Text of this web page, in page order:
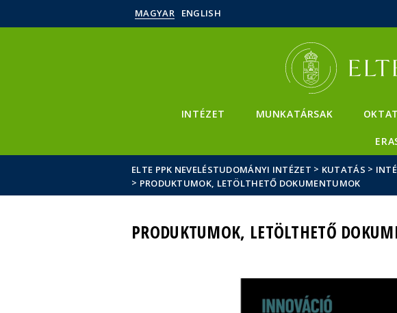
MAGYAR ENGLISH
INTÉZET MUNKATÁRSAK
ELTE PPK NEVELÉSTUDOMÁNYI INTÉZET > KUTATÁS >
> PRODUKTUMOK, LETÖLTHETŐ DOKUMENTUMOK
PRODUKTUMOK, LETÖLTHETŐ